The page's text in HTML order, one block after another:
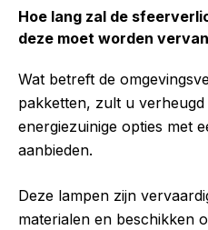
Hoe lang zal de
deze moet worden
Wat betreft de
pakketten, zult u
energiezuinige opties met
aanbieden.
Deze lampen zijn
materialen en beschikken